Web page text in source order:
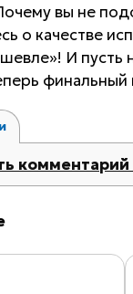
вы не
о качестве
И пусть
комментарий